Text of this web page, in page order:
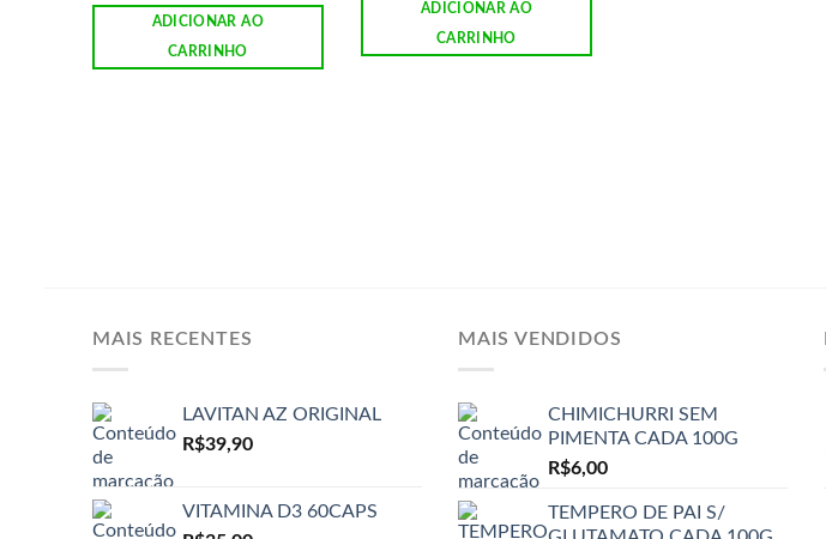
ADICIONAR AO
CARRINHO
ADICIONAR AO
CARRINHO
MAIS RECENTES
LAVITAN AZ ORIGINAL
R$39,90
VITAMINA D3 60CAPS
MAIS VENDIDOS
CHIMICHURRI SEM
PIMENTA CADA 100G
R$6,00
TEMPERO DE PAI S/